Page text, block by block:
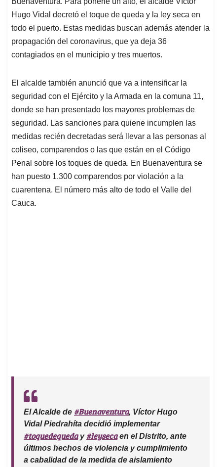
A
p
p
o
o
k
d
I
n
d
s
Hugo Vidal decretó el toque de queda y la ley seca en
todo el puerto. Estas medidas buscan además atender la
propagación del coronavirus, que ya deja 36
contagiados en el municipio y tres muertos.
El alcalde también anunció que va a intensificar la
seguridad con el Ejército y la Armada en la comuna 11,
donde se han presentado los mayores problemas de
seguridad. Las sanciones para quiene incumplen las
medidas recién decretadas será llevar a las personas al
coliseo, comparendos o las que están en el Código
Penal sobre los toques de queda. En Buenaventura se
han puesto 1.300 comparendos por violación a la
cuarentena. El número más alto de todo el Valle del
Cauca.
El Alcalde de #Buenaventura, Víctor Hugo
Vidal Piedrahíta decidió implementar
#toquedequeday #leysecaen el Distrito, ante
últimos hechos de violencia y cumplimiento
a cabalidad de la medida de aislamiento